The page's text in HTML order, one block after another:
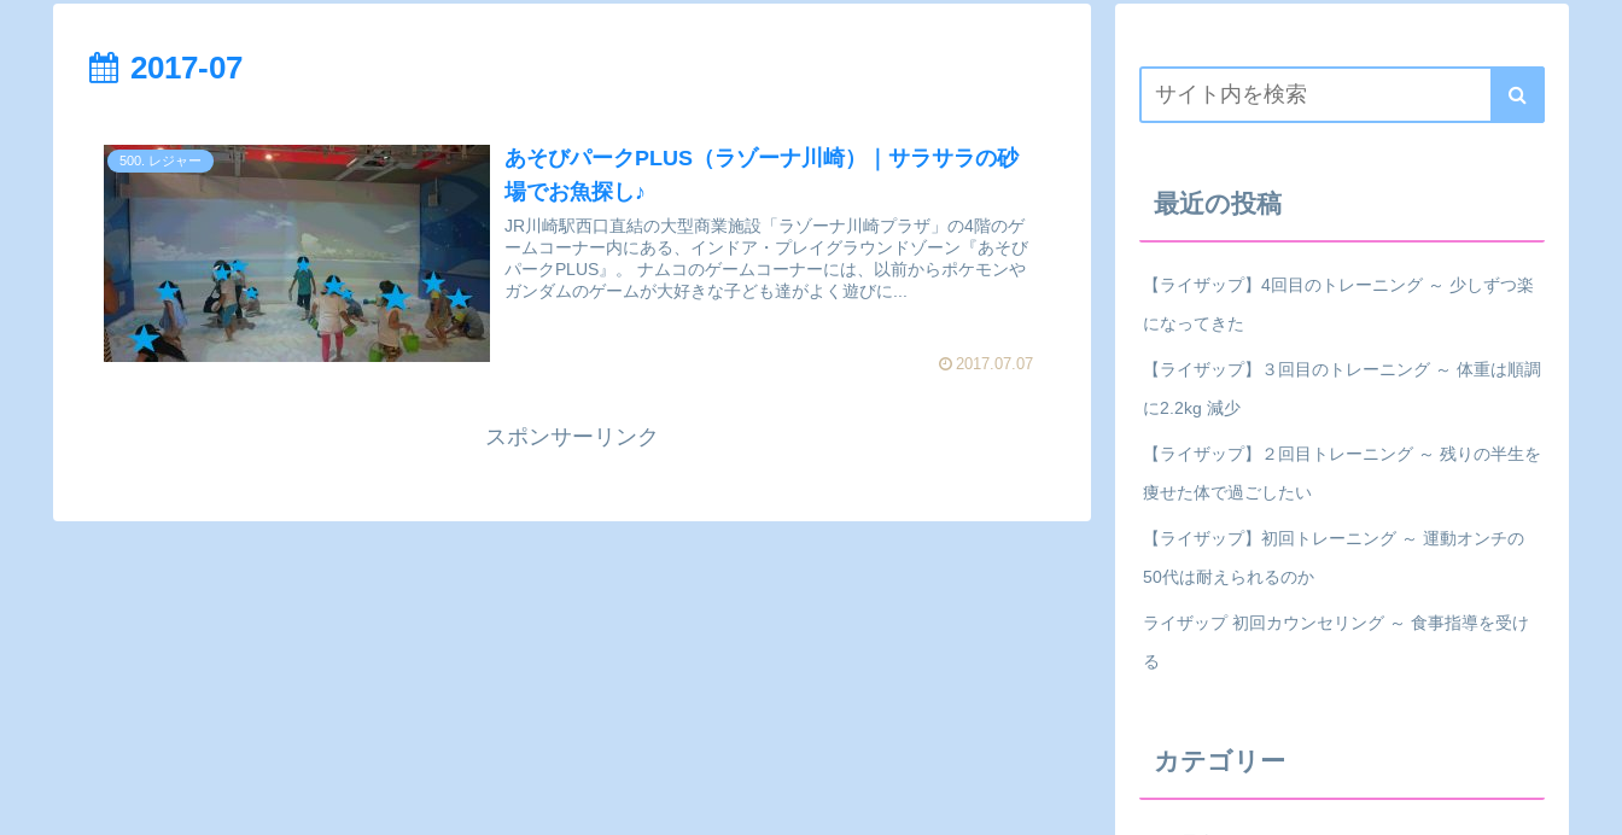
2017-07
500. レジャー
あそびパークPLUS（ラゾーナ川崎）｜サラサラの砂
場でお魚探し♪
JR川崎駅西口直結の大型商業施設「ラゾーナ川崎プラザ」の4階のゲ
ームコーナー内にある、インドア・プレイグラウンドゾーン『あそび
パークPLUS』。 ナムコのゲームコーナーには、以前からポケモンや
ガンダムのゲームが大好きな子ども達がよく遊びに...
2017.07.07
スポンサーリンク
最近の投稿
【ライザップ】4回目のトレーニング ～ 少しずつ楽
になってきた
【ライザップ】３回目のトレーニング ～ 体重は順調
に2.2kg 減少
【ライザップ】２回目トレーニング ～ 残りの半生を
痩せた体で過ごしたい
【ライザップ】初回トレーニング ～ 運動オンチの
50代は耐えられるのか
ライザップ 初回カウンセリング ～ 食事指導を受け
る
カテゴリー